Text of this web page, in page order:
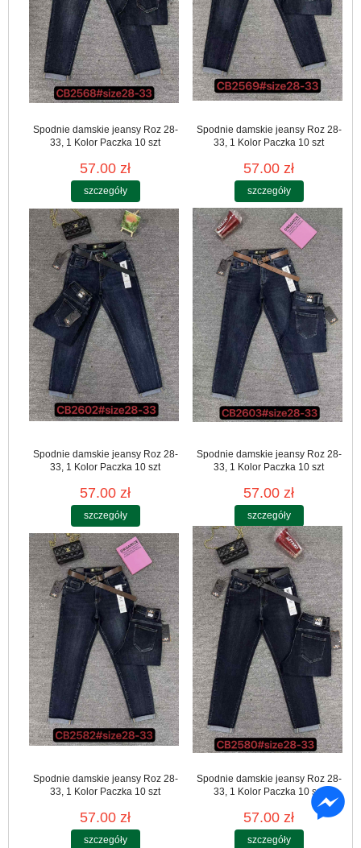
Spodnie damskie jeansy Roz 28-
33, 1 Kolor Paczka 10 szt
57.00 zł
szczegóły
Spodnie damskie jeansy Roz 28-
33, 1 Kolor Paczka 10 szt
57.00 zł
szczegóły
Spodnie damskie jeansy Roz 28-
33, 1 Kolor Paczka 10 szt
57.00 zł
szczegóły
Spodnie damskie jeansy Roz 28-
33, 1 Kolor Paczka 10 szt
57.00 zł
szczegóły
Spodnie damskie jeansy Roz 28-
33, 1 Kolor Paczka 10 szt
57.00 zł
szczegóły
Spodnie damskie jeansy Roz 28-
33, 1 Kolor Paczka 10 szt
57.00 zł
szczegóły